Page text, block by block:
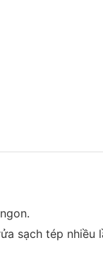
sạch tép nhiều